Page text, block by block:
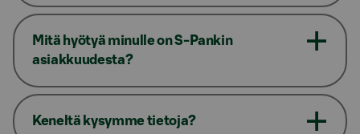
Mitä hyötyä minulle on S-Pankin
asiakkuudesta?
Keneltä kysymme tietoja?